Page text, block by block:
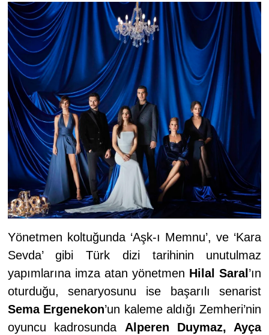
Yönetmen koltuğunda ‘Aşk-ı Memnu’, ve ‘Kara
Sevda’ gibi Türk dizi tarihinin unutulmaz
yapımlarına imza atan yönetmen Hilal Saral ’ın
oturduğu, senaryosunu ise başarılı senarist
Sema Ergenekon’un kaleme aldığıZemheri’nin
oyuncu kadrosunda Alperen Duymaz, Ayça